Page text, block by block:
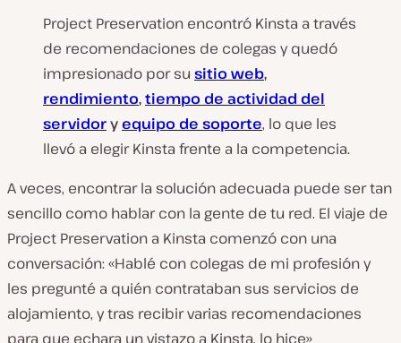
Project Preservation encontró Kinsta a través
de recomendaciones de colegas y quedó
impresionado por su sitio web,
rendimiento,tiempo de actividad del
servidory equipo de soporte, lo que les
llevó a elegir Kinsta frente a la competencia.
A veces, encontrar la solución adecuada puede ser tan
sencillo como hablar con la gente de tu red. El viaje de
Project Preservation a Kinsta comenzó con una
conversación: «Hablé con colegas de mi profesión y
les pregunté a quién contrataban sus servicios de
alojamiento, y tras recibir varias recomendaciones
para que echara un vistazo a Kinsta, lo hice»